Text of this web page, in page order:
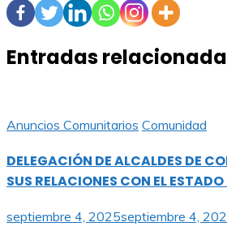
Entradas
Anuncios Comunitarios Comunidad
DELEGACIÓN DE ALCALDES DE
SUS RELACIONES CON EL ESTADO
septiembre 4, 2025septiembre 4,